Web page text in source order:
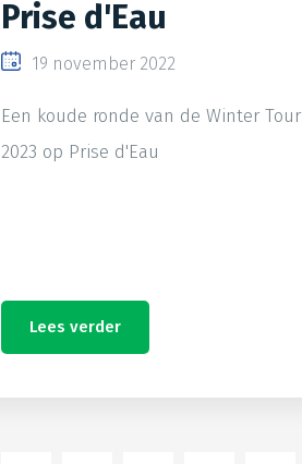
Prise d'Eau
19 november 2022
Een koude ronde van de Winter Tour
2023 op Prise d'Eau
Lees verder